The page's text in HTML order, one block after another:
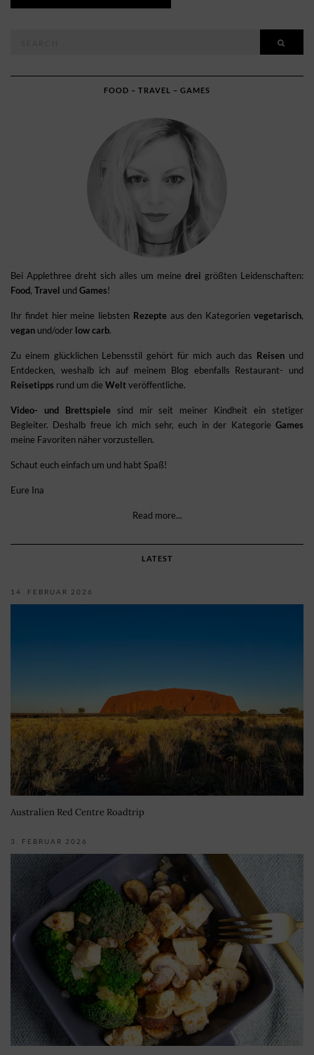
FOOD – TRAVEL – GAMES
Bei Applethree dreht sich alles um meine drei größten Leidenschaften:
Food, Travel und Games!
Ihr findet hier meine liebsten Rezepteaus den Kategorienvegetarisch,
vegan und/oder low carb.
Zu einem glücklichen Lebensstil gehört für mich auch das Reisen und
Entdecken, weshalb ich auf meinem Blog ebenfalls Restaurant- und
Reisetipps rund um die Weltveröffentliche.
Video- und Brettspielesind mir seit meiner Kindheit ein stetiger
Begleiter. Deshalb freue ich mich sehr, euch in der Kategorie Games
meine Favoriten näher vorzustellen.
Schaut euch einfach um und habt Spaß!
Eure Ina
Read more...
LATEST
14. FEBRUAR 2026
Australien Red Centre Roadtrip
3. FEBRUAR 2026